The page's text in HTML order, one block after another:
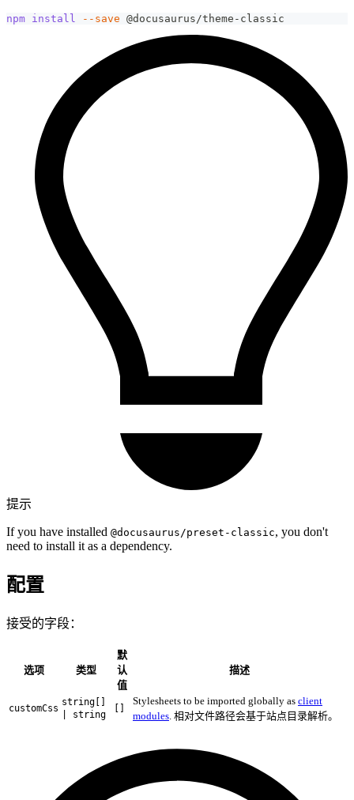
npm install --save @docusaurus/theme-classic
提示
If you have installed @docusaurus/preset-classic, you don't
need to install it as a dependency.
配置
接受的字段：
选项 类型
默
认
值
描述
customCss
string[]
| string
[]
Stylesheets to be imported globally as client
modules . 相对文件路径会基于站点目录解析。